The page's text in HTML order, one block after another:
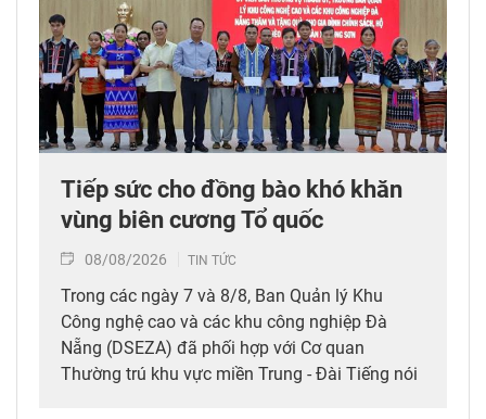
Tiếp sức cho đồng bào khó khăn
vùng biên cương Tổ quốc
08/08/2026 TIN TỨC
Trong các ngày 7 và 8/8, Ban Quản lý Khu
Công nghệ cao và các khu công nghiệp Đà
Nẵng (DSEZA) đã phối hợp với Cơ quan
Thường trú khu vực miền Trung - Đài Tiếng nói